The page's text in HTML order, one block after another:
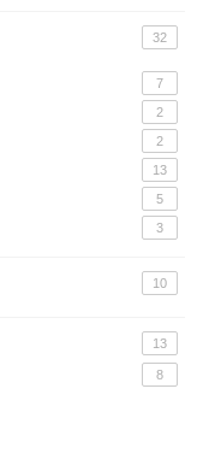
32
7
2
2
13
5
3
10
13
8